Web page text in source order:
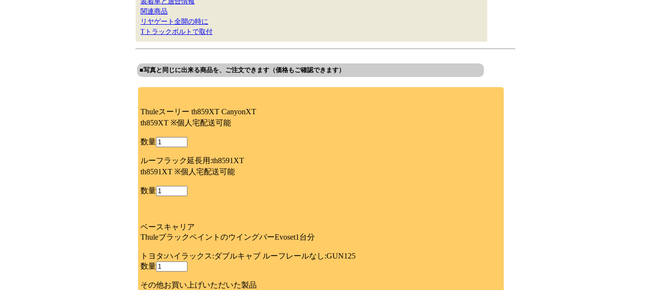
関連商品
リヤゲート全開の時に
Tトラックボルトで取付
■写真と同じに出来る商品を、ご注文できます（価格もご確認できます）
Thuleスーリー th859XT CanyonXT
th859XT ※個人宅配送可能
数量
ルーフラック延長用:th8591XT
th8591XT ※個人宅配送可能
数量
ベースキャリア
ThuleブラックペイントのウイングバーEvoset1台分
トヨタ:ハイラックス:ダブルキャブ ルーフレールなし:GUN125
数量
その他お買い上げいただいた製品